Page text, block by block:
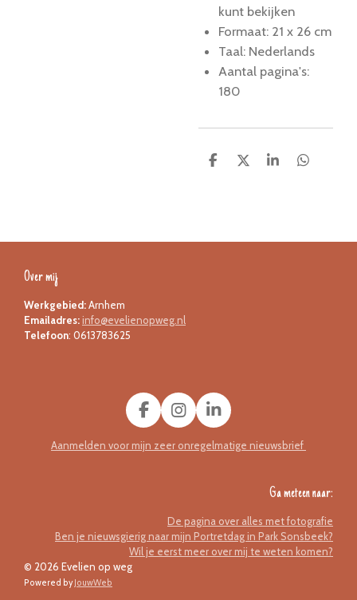
kunt bekijken
Formaat: 21 x 26 cm
Taal: Nederlands
Aantal pagina's:
180
D
D
S
D
Over mij
Werkgebied:Arnhem
Emailadres:info@evelienopweg.nl
Telefoon: 0613783625
F
a
c
I
n
s
a
m
L
i
n
n
Aanmelden voor mijn zeer onregelmatige nieuwsbrief
Ga meteen naar:
De pagina over alles met fotografie
Ben je nieuwsgierig naar mijn Portretdag in Park Sonsbeek?
Wil je eerst meer over mij te weten komen?
© 2026 Evelien op weg
Powered byJouwWeb